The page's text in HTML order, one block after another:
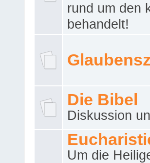
rund um den
behandelt!
Die Bibel
Diskussion
Um die